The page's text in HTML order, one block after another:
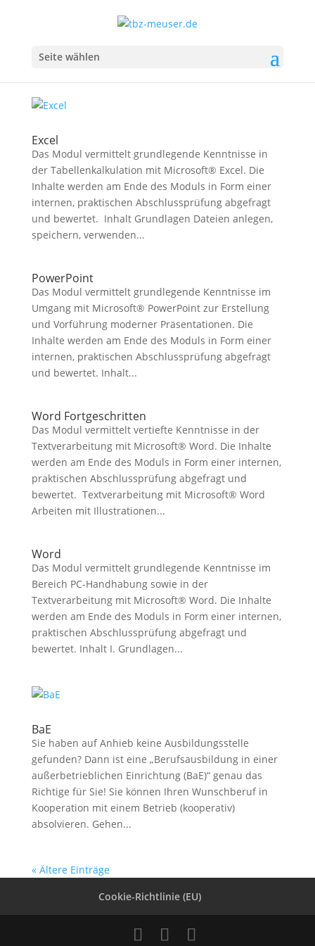
Seite wählen
Excel
Das Modul vermittelt grundlegende Kenntnisse in
der Tabellenkalkulation mit Microsoft® Excel. Die
Inhalte werden am Ende des Moduls in Form einer
internen, praktischen Abschlussprüfung abgefragt
und bewertet. Inhalt Grundlagen Dateien anlegen,
speichern, verwenden...
PowerPoint
Das Modul vermittelt grundlegende Kenntnisse im
Umgang mit Microsoft® PowerPoint zur Erstellung
und Vorführung moderner Präsentationen. Die
Inhalte werden am Ende des Moduls in Form einer
internen, praktischen Abschlussprüfung abgefragt
und bewertet. Inhalt...
Word Fortgeschritten
Das Modul vermittelt vertiefte Kenntnisse in der
Textverarbeitung mit Microsoft® Word. Die Inhalte
werden am Ende des Moduls in Form einer internen,
praktischen Abschlussprüfung abgefragt und
bewertet. Textverarbeitung mit Microsoft® Word
Arbeiten mit Illustrationen...
Word
Das Modul vermittelt grundlegende Kenntnisse im
Bereich PC-Handhabung sowie in der
Textverarbeitung mit Microsoft® Word. Die Inhalte
werden am Ende des Moduls in Form einer internen,
praktischen Abschlussprüfung abgefragt und
bewertet. Inhalt I. Grundlagen...
BaE
Sie haben auf Anhieb keine Ausbildungsstelle
gefunden? Dann ist eine „Berufsausbildung in einer
außerbetrieblichen Einrichtung (BaE)“ genau das
Richtige für Sie! Sie können Ihren Wunschberuf in
Kooperation mit einem Betrieb (kooperativ)
absolvieren. Gehen...
« Ältere Einträge
Cookie-Richtlinie (EU)